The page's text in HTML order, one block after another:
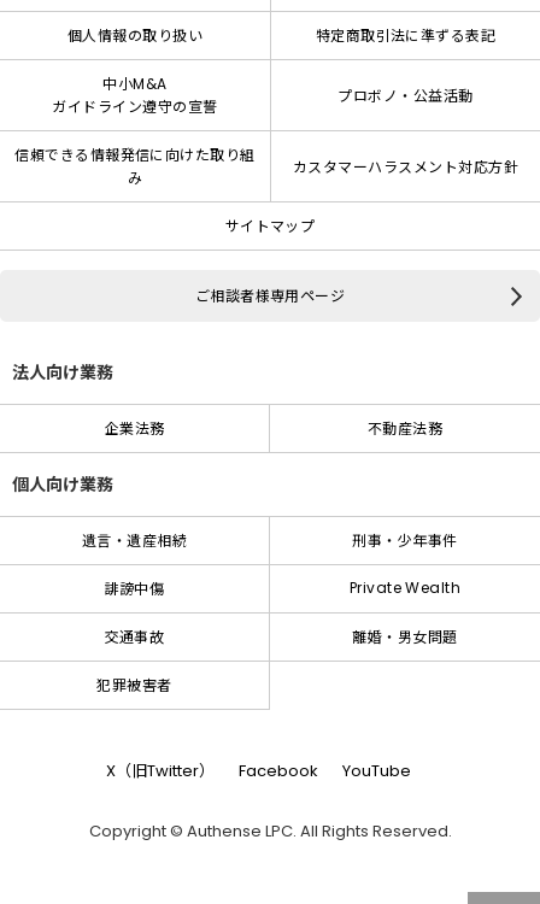
個人情報の取り扱い 特定商取引法に準ずる表記
中小M&A
ガイドライン遵守の宣誓
プロボノ・公益活動
信頼できる情報発信に向けた取り組
み
カスタマーハラスメント対応方針
サイトマップ
ご相談者様専用ページ
法人向け業務
企業法務 不動産法務
個人向け業務
遺言・遺産相続 刑事・少年事件
誹謗中傷 Private Wealth
交通事故 離婚・男女問題
犯罪被害者
X（旧Twitter） Facebook YouTube
Copyright © Authense LPC. All Rights Reserved.